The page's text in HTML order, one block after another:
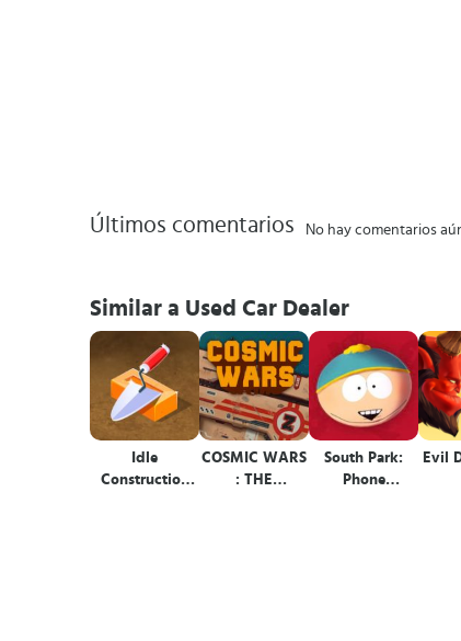
Últimos comentarios No hay comentarios
Similar a Used Car Dealer
Idle
Construction
COSMIC WARS
: THE
South Park:
Phone
Evil